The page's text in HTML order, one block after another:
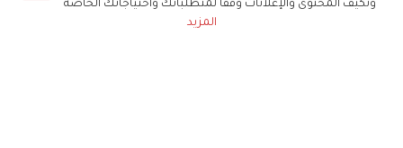
ونكيف المحتوى والإعلانات وفقا لمتطلباتك واحتياجاتك الخاصة
المزيد